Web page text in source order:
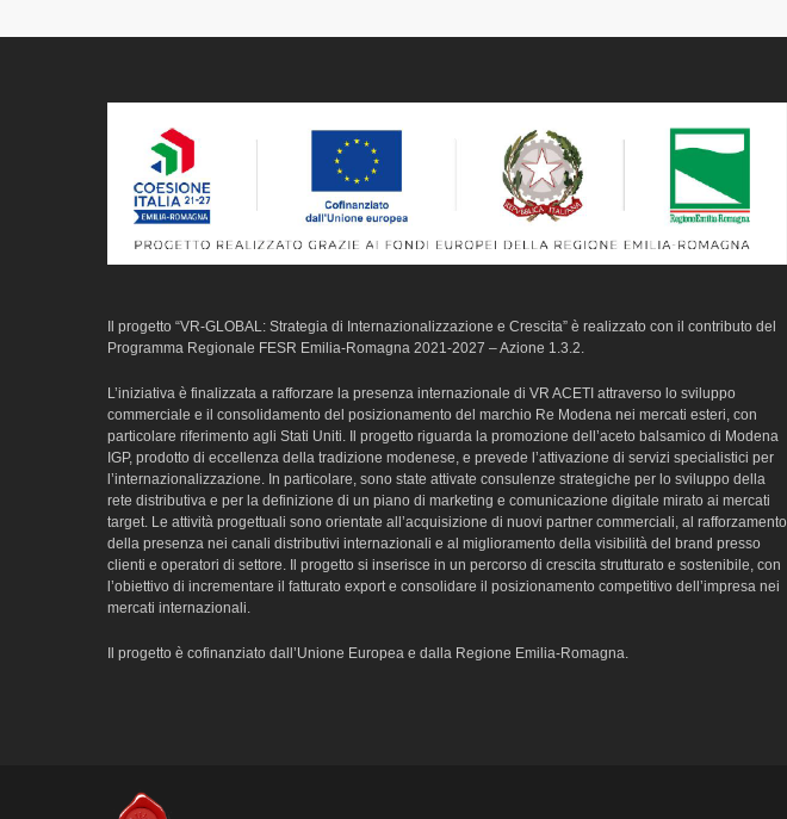
Il progetto “VR-GLOBAL: Strategia di Internazionalizzazione e Crescita” è realizzato con il contributo del
Programma Regionale FESR Emilia-Romagna 2021-2027 – Azione 1.3.2.
L’iniziativa è finalizzata a rafforzare la presenza internazionale di VR ACETI attraverso lo sviluppo
commerciale e il consolidamento del posizionamento del marchio Re Modena nei mercati esteri, con
particolare riferimento agli Stati Uniti. Il progetto riguarda la promozione dell’aceto balsamico di Modena
IGP, prodotto di eccellenza della tradizione modenese, e prevede l’attivazione di servizi specialistici per
l’internazionalizzazione. In particolare, sono state attivate consulenze strategiche per lo sviluppo della
rete distributiva e per la definizione di un piano di marketing e comunicazione digitale mirato ai mercati
target. Le attività progettuali sono orientate all’acquisizione di nuovi partner commerciali, al rafforzamento
della presenza nei canali distributivi internazionali e al miglioramento della visibilità del brand presso
clienti e operatori di settore. Il progetto si inserisce in un percorso di crescita strutturato e sostenibile, con
l’obiettivo di incrementare il fatturato export e consolidare il posizionamento competitivo dell’impresa nei
mercati internazionali.
Il progetto è cofinanziato dall’Unione Europea e dalla Regione Emilia-Romagna.